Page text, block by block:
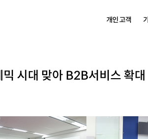
개인 고객
시대 맞아 B2B서비스 확대